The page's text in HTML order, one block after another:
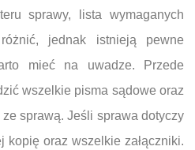
sprawy, lista wymaganych
jednak istnieją pewne
mieć na uwadze. Przede
wszelkie pisma sądowe oraz
sprawą. Jeśli sprawa dotyczy
kopię oraz wszelkie załączniki.